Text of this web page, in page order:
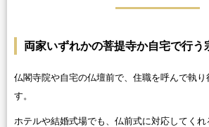
両家いずれかの菩提寺か自宅で行う
仏閣寺院や自宅の仏壇前で、住職を呼んで執
す。
ホテルや結婚式場でも、仏前式に対応してくれ